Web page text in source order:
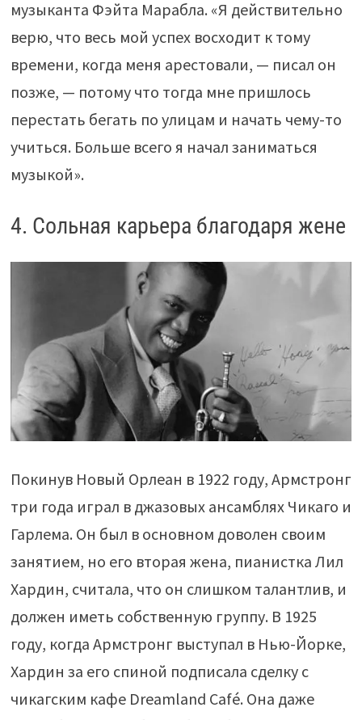
музыканта Фэйта Марабла. «Я действительно
верю, что весь мой успех восходит к тому
времени, когда меня арестовали, — писал он
позже, — потому что тогда мне пришлось
перестать бегать по улицам и начать чему-то
учиться. Больше всего я начал заниматься
музыкой».
4. Сольная карьера благодаря жене
Покинув Новый Орлеан в 1922 году, Армстронг
три года играл в джазовых ансамблях Чикаго и
Гарлема. Он был в основном доволен своим
занятием, но его вторая жена, пианистка Лил
Хардин, считала, что он слишком талантлив, и
должен иметь собственную группу. В 1925
году, когда Армстронг выступал в Нью-Йорке,
Хардин за его спиной подписала сделку с
чикагским кафе Dreamland Café. Она даже